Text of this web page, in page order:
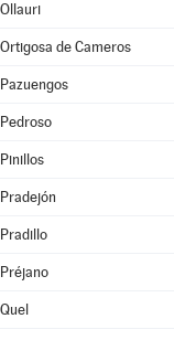
Ollauri
Ortigosa de Cameros
Pazuengos
Pedroso
Pinillos
Pradejón
Pradillo
Préjano
Quel